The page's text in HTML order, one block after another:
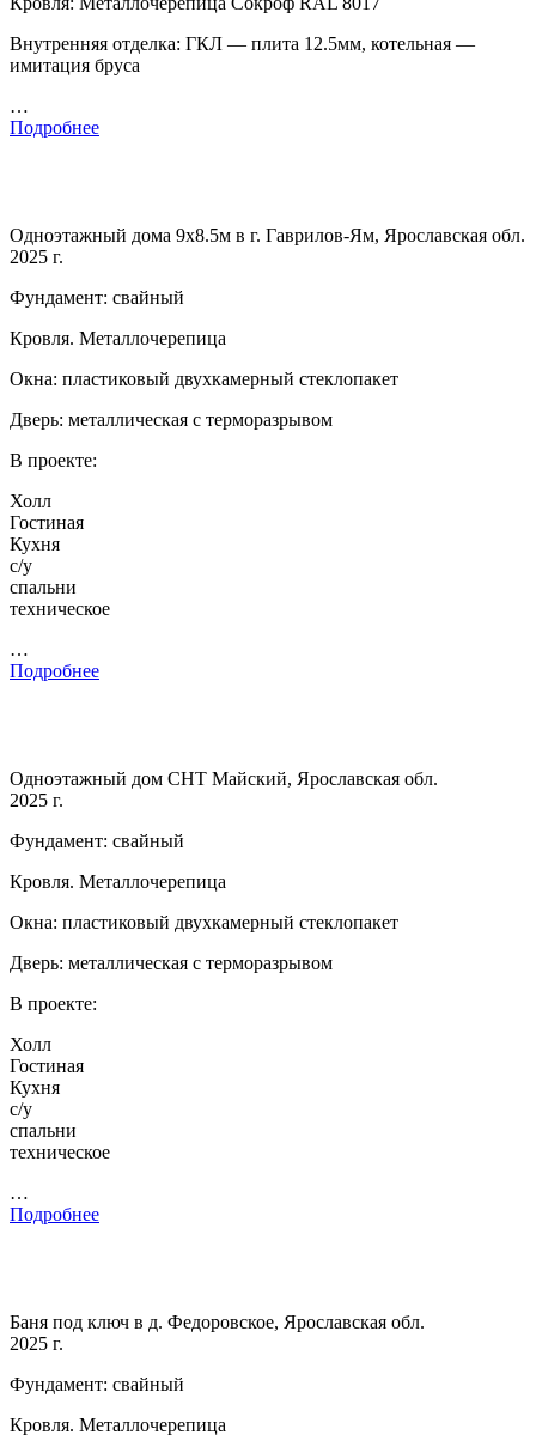
Внутренняя отделка: ГКЛ — плита 12.5мм, котельная —
имитация бруса
…
Подробнее
Одноэтажный дома 9х8.5м в г. Гаврилов-Ям, Ярославская обл.
2025 г.
Фундамент: свайный
Кровля. Металлочерепица
Окна: пластиковый двухкамерный стеклопакет
Дверь: металлическая с терморазрывом
В проекте:
Холл
Гостиная
Кухня
с/у
спальни
техническое
…
Подробнее
Одноэтажный дом СНТ Майский, Ярославская обл.
2025 г.
Фундамент: свайный
Кровля. Металлочерепица
Окна: пластиковый двухкамерный стеклопакет
Дверь: металлическая с терморазрывом
В проекте:
Холл
Гостиная
Кухня
с/у
спальни
техническое
…
Подробнее
Баня под ключ в д. Федоровское, Ярославская обл.
2025 г.
Фундамент: свайный
Кровля. Металлочерепица